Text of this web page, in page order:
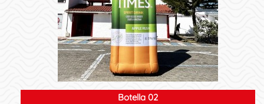
Botella 02